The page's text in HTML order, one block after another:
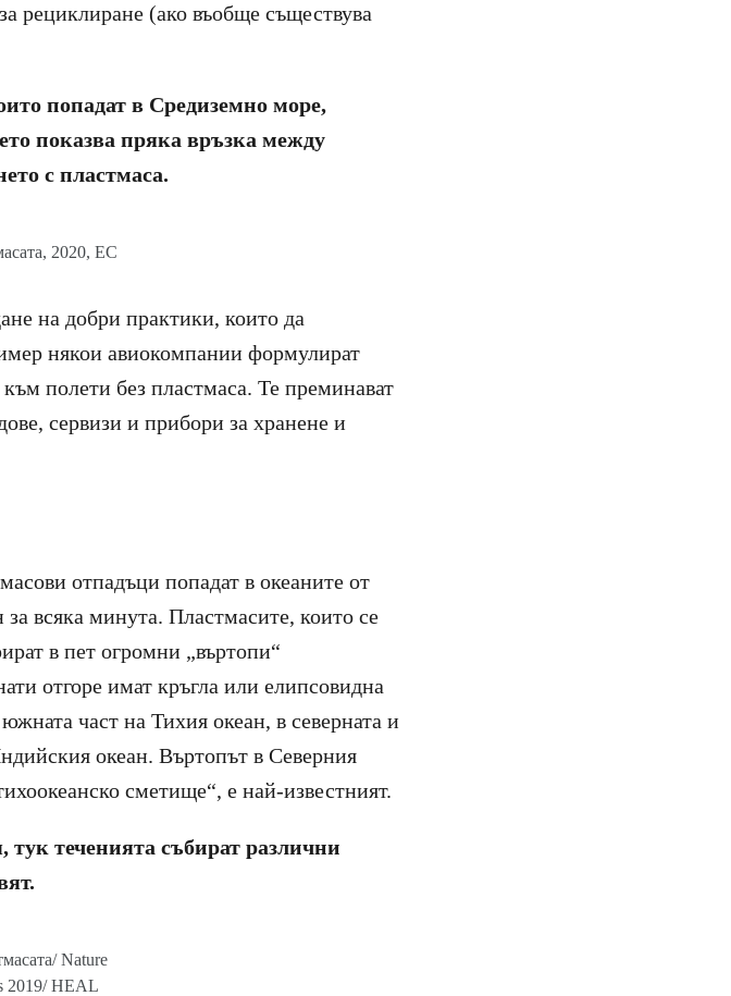
рециклиране (ако въобще съществува
попадат в Средиземно море,
показва пряка връзка между
с пластмаса.
2020, ЕС
на добри практики, които да
някои авиокомпании формулират
полети без пластмаса. Те преминават
сервизи и прибори за хранене и
отпадъци попадат в океаните от
всяка минута. Пластмасите, които се
в пет огромни „въртопи“
отгоре имат кръгла или елипсовидна
част на Тихия океан, в северната и
океан. Въртопът в Северния
сметище“, е най-известният.
теченията събират различни
Nature
2019/ HEAL